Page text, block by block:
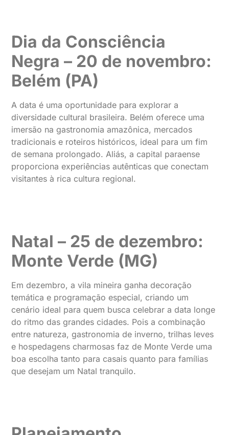
Dia da Consciência
Negra – 20 de novembro:
Belém (PA)
A data é uma oportunidade para explorar a
diversidade cultural brasileira. Belém oferece uma
imersão na gastronomia amazônica, mercados
tradicionais e roteiros históricos, ideal para um fim
de semana prolongado. Aliás, a capital paraense
proporciona experiências autênticas que conectam
visitantes à rica cultura regional.
Natal – 25 de dezembro:
Monte Verde (MG)
Em dezembro, a vila mineira ganha decoração
temática e programação especial, criando um
cenário ideal para quem busca celebrar a data longe
do ritmo das grandes cidades. Pois a combinação
entre natureza, gastronomia de inverno, trilhas leves
e hospedagens charmosas faz de Monte Verde uma
boa escolha tanto para casais quanto para famílias
que desejam um Natal tranquilo.